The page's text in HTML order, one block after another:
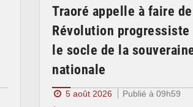
Traoré appelle à faire
Révolution progressiste
le socle de la
nationale
5 août 2026
Publié à 09h59